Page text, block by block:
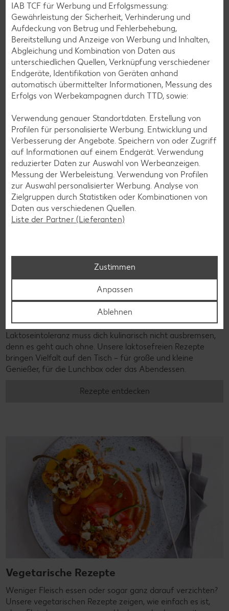
Glutenfreie Rezepte
Wer auf Gluten verzichtet, muss nicht automatisch auf
Vielfalt und Geschmack verzichten. Ob süß oder herzhaft –
mit unseren glutenfreien Rezepten zauberst du dir Gerichte,
die nicht nur verträglich, sondern auch richtig lecker sind.
Rezepte entdecken
Laktosefreie Rezepte
Laktoseintoleranz muss dich kulinarisch nicht ausbremsen,
denn es geht auch ohne. Unsere laktosefreien Rezepte
bringen Vielfalt auf den Tisch – für große und kleine
Genießer, für die Lunchbox oder das Abendessen.
Rezepte entdecken
Vegetarische Rezepte
Weniger Fleisch essen oder sogar ganz darauf verzichten?
Unsere vegetarischen Rezepte zeigen, wie einfach es ist,
IAB TCF für Werbung und Erfolgsmessung:
Gewährleistung der Sicherheit, Verhinderung und
Aufdeckung von Betrug und Fehlerbehebung,
Bereitstellung und Anzeige von Werbung und Inhalten,
Abgleichung und Kombination von Daten aus
unterschiedlichen Quellen, Verknüpfung verschiedener
Endgeräte, Identifikation von Geräten anhand
automatisch übermittelter Informationen, Messung des
Erfolgs von Werbekampagnen durch TTD, sowie:
Verwendung genauer Standortdaten. Erstellung von
Profilen für personalisierte Werbung. Entwicklung und
Verbesserung der Angebote. Speichern von oder Zugriff
auf Informationen auf einem Endgerät. Verwendung
reduzierter Daten zur Auswahl von Werbeanzeigen.
Messung der Werbeleistung. Verwendung von Profilen
zur Auswahl personalisierter Werbung. Analyse von
Zielgruppen durch Statistiken oder Kombinationen von
Daten aus verschiedenen Quellen.
Liste der Partner (Lieferanten)
Zustimmen
Anpassen
Ablehnen